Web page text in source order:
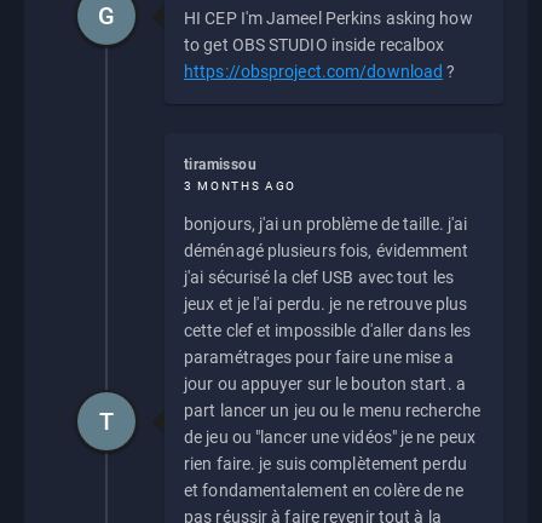
HI CEP I'm Jameel Perkins asking how
to get OBS STUDIO inside recalbox
https://obsproject.com/download ?
G
tiramissou
3 MONTHS AGO
bonjours, j'ai un problème de taille. j'ai
déménagé plusieurs fois, évidemment
j'ai sécurisé la clef USB avec tout les
jeux et je l'ai perdu. je ne retrouve plus
cette clef et impossible d'aller dans les
paramétrages pour faire une mise a
jour ou appuyer sur le bouton start. a
part lancer un jeu ou le menu recherche
de jeu ou "lancer une vidéos" je ne peux
rien faire. je suis complètement perdu
et fondamentalement en colère de ne
pas réussir à faire revenir tout à la
T